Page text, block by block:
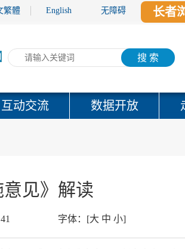
繁體 English 无障碍 长者
搜 索
互动交流 数据开放
意见》解读
41 字体： [大 中 小]